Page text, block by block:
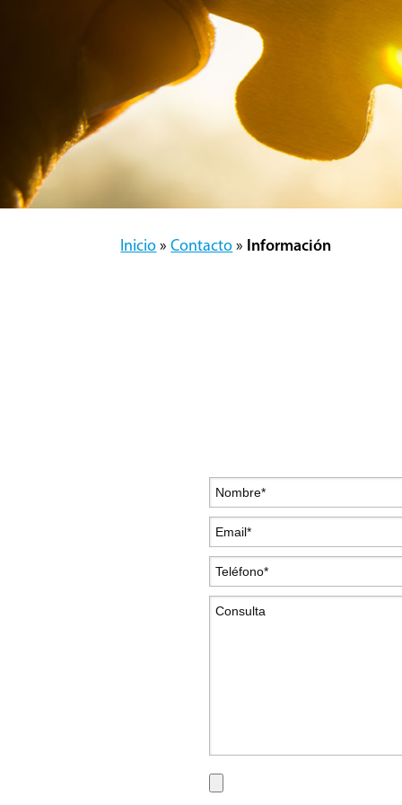
Inicio »Contacto » Información